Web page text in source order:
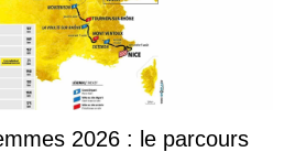
2026 : le parcours